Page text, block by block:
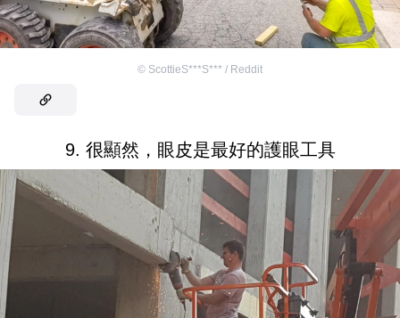
© ScottieS***S*** / Reddit
9. 很顯然，眼皮是最好的護眼工具